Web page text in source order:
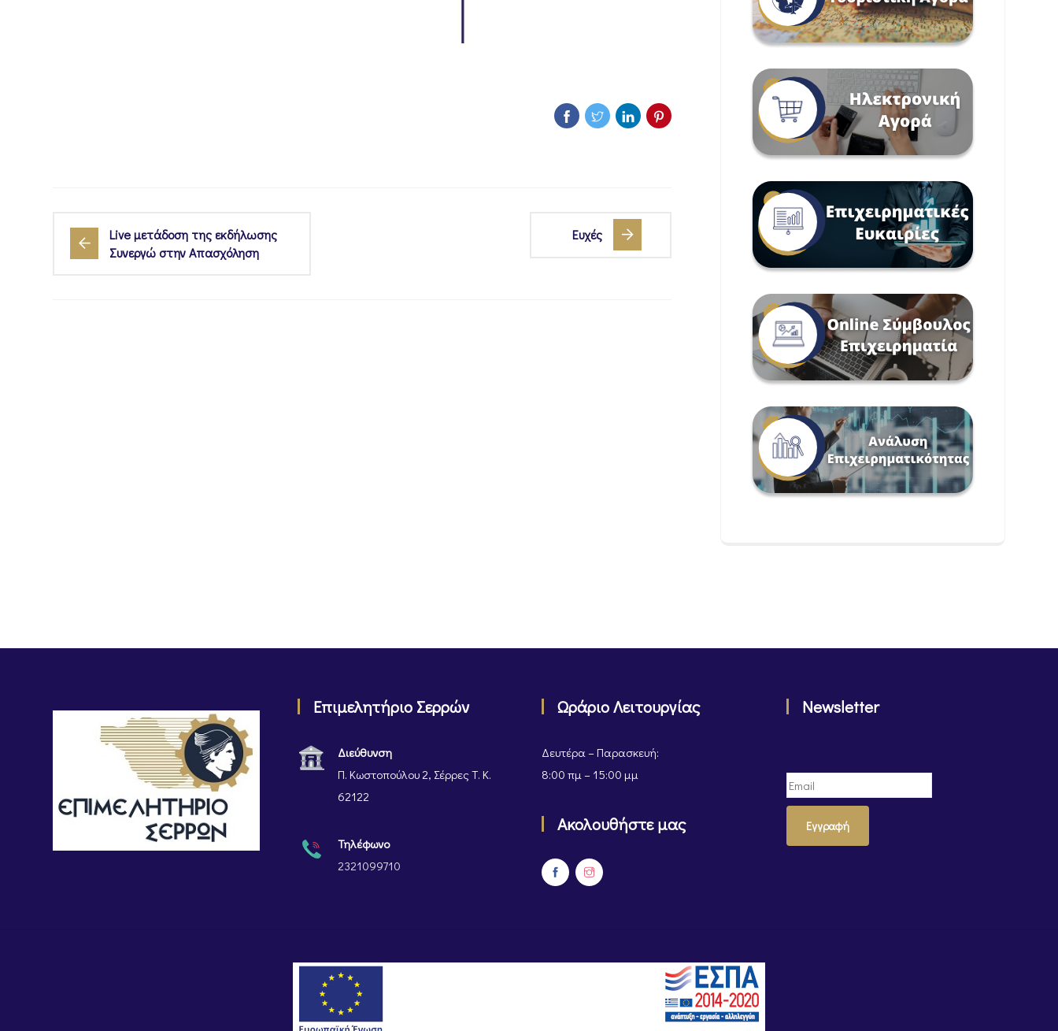
Live μετάδοση της εκδήλωσης
Συνεργώ στην Απασχόληση
Ευχές
Επιμελητήριο Σερρών
Διεύθυνση
Π. Κωστοπούλου 2, Σέρρες Τ. Κ.
62122
Τηλέφωνο
2321099710
Ωράριο Λειτουργίας
Δευτέρα – Παρασκευή:
8:00 πμ – 15:00 μμ
Ακολουθήστε μας
Newsletter
Εγγραφή